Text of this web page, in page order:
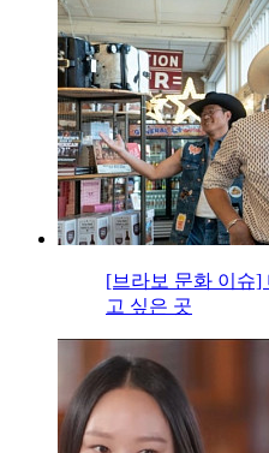
[브라보 문화 이슈]
고 싶은 곳